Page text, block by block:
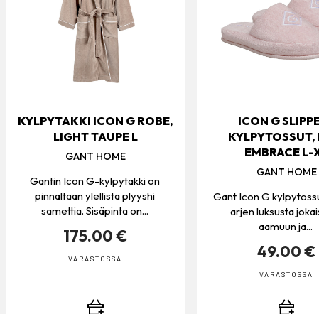
KYLPYTAKKI ICON G ROBE,
LIGHT TAUPE L
GANT HOME
Gantin Icon G-kylpytakki on
pinnaltaan ylellistä plyyshi
samettia. Sisäpinta on...
175.00 €
VARASTOSSA
ICON G
KYLPYTOSSUT,
EMBRACE L-
GANT HOME
Gant Icon G
arjen luksusta
aamuun ja...
49.00 €
VARASTOSSA